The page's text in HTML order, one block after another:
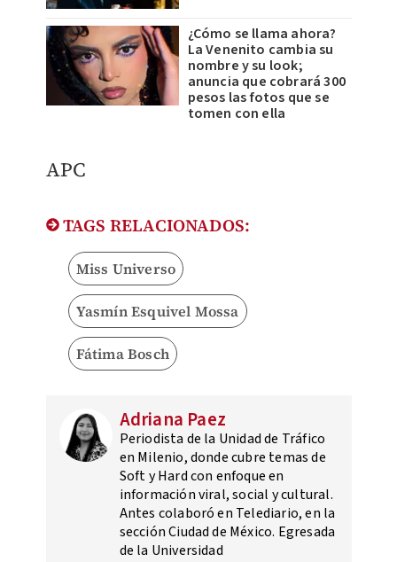
¿Cómo se llama ahora?
La Venenito cambia su
nombre y su look;
anuncia que cobrará 300
pesos las fotos que se
tomen con ella
APC
TAGS RELACIONADOS:
Miss Universo
Yasmín Esquivel Mossa
Fátima Bosch
Adriana Paez
Periodista de la Unidad de Tráfico
en Milenio, donde cubre temas de
Soft y Hard con enfoque en
información viral, social y cultural.
Antes colaboró en Telediario, en la
sección Ciudad de México. Egresada
de la Universidad